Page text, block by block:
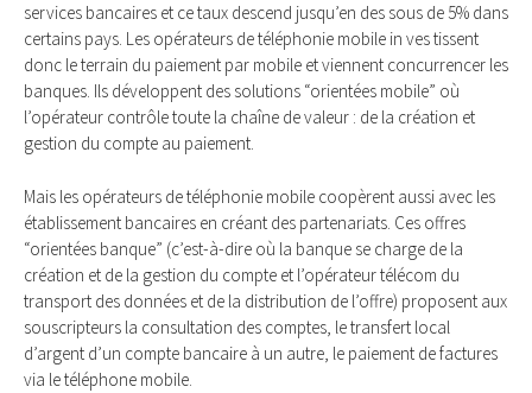
services bancaires et ce taux descend jusqu’en des sous de 5% dans
cer­tains pays. Les opérateurs de téléphonie mobile in ves tissent
donc le terrain du paie­ment par mobile et viennent concurrencer les
banques. Ils développent des solutions “orientées mobile” où
l’opérateur contrôle toute la chaîne de valeur : de la création et
gestion du compte au paiement.
Mais les opérateurs de téléphonie mobile coopèrent aussi avec les
établissement bancaires en créant des partenariats. Ces offres
“orientées banque” (c’est-​à-​dire où la banque se charge de la
création et de la gestion du compte et l’opérateur télécom du
transport des données et de la distribution de l’offre) proposent aux
souscripteurs la consultation des comptes, le transfert local
d’argent d’un compte bancaire à un autre, le paiement de factures
via le téléphone mobile.